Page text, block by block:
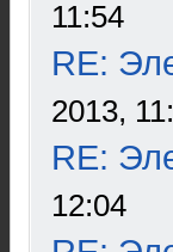
11:54
RE:
2013,
RE:
12:04